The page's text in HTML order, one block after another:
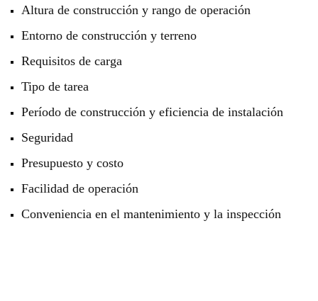
Altura de construcción y rango de operación
Entorno de construcción y terreno
Requisitos de carga
Tipo de tarea
Período de construcción y eficiencia de instalación
Seguridad
Presupuesto y costo
Facilidad de operación
Conveniencia en el mantenimiento y la inspección